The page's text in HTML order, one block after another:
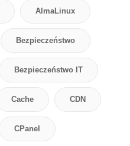
AlmaLinux
Bezpieczeństwo
Bezpieczeństwo IT
Cache CDN
CPanel